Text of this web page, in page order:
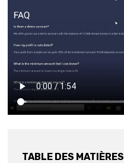
TABLE DES MATIÈRES